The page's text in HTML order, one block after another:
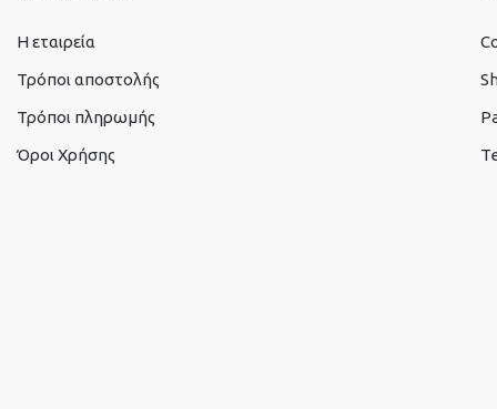
Η εταιρεία
Τρόποι αποστολής
Τρόποι πληρωμής
Όροι Χρήσης